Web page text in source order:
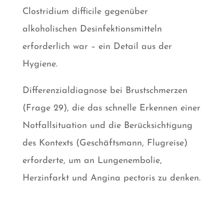
Clostridium difficile gegenüber
alkoholischen Desinfektionsmitteln
erforderlich war – ein Detail aus der
Hygiene.
Differenzialdiagnose bei Brustschmerzen
(Frage 29), die das schnelle Erkennen einer
Notfallsituation und die Berücksichtigung
des Kontexts (Geschäftsmann, Flugreise)
erforderte, um an Lungenembolie,
Herzinfarkt und Angina pectoris zu denken.